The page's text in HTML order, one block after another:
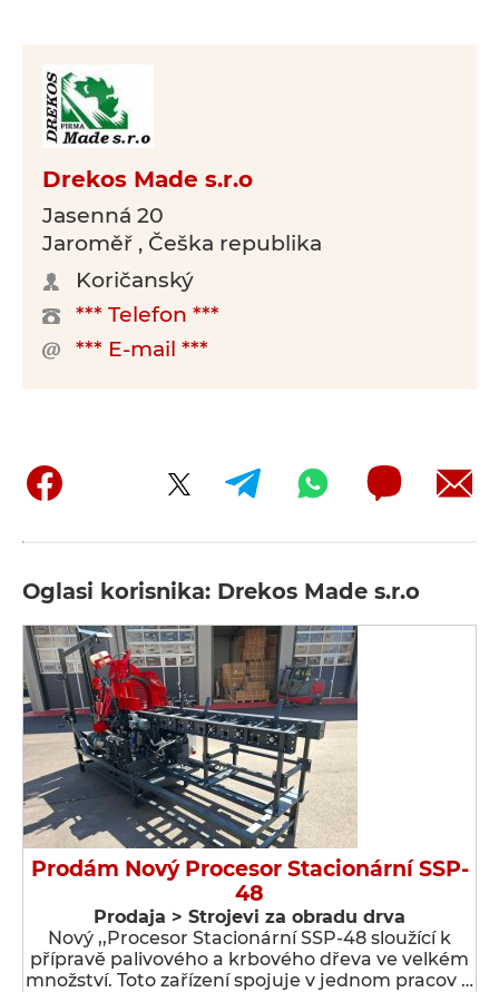
Drekos Made s.r.o
Jasenná 20
Jaroměř , Češka republika
Koričanský
*** Telefon ***
*** E-mail ***
Oglasi korisnika: Drekos Made s.r.o
Prodám Nový Procesor Stacionární SSP-
48
Prodaja > Strojevi za obradu drva
Nový ,,Procesor Stacionární SSP-48 sloužící k
přípravě palivového a krbového dřeva ve velkém
množství. Toto zařízení spojuje v jednom pracov …